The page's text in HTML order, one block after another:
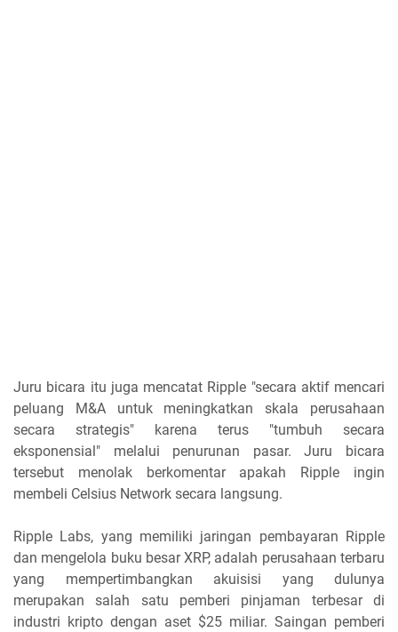
Juru bicara itu juga mencatat Ripple "secara aktif mencari
peluang M&A untuk meningkatkan skala perusahaan
secara strategis" karena terus "tumbuh secara
eksponensial" melalui penurunan pasar. Juru bicara
tersebut menolak berkomentar apakah Ripple ingin
membeli Celsius Network secara langsung.
Ripple Labs, yang memiliki jaringan pembayaran Ripple
dan mengelola buku besar XRP, adalah perusahaan terbaru
yang mempertimbangkan akuisisi yang dulunya
merupakan salah satu pemberi pinjaman terbesar di
industri kripto dengan aset $25 miliar. Saingan pemberi